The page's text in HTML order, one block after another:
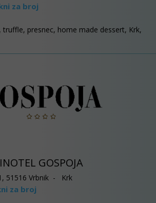
za broj
truffle, presnec, home made dessert, Krk,
GOSPOJA
51516 Vrbnik - Krk
za broj